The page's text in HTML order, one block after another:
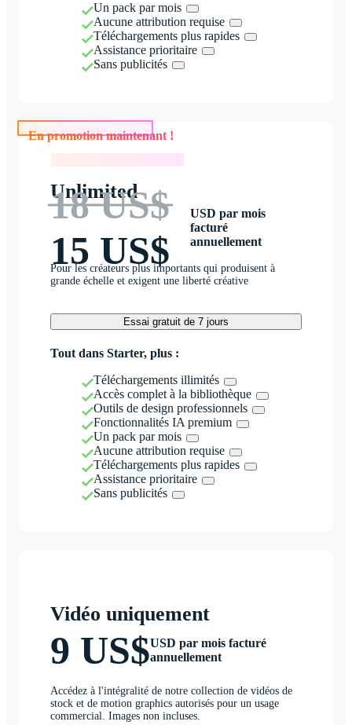
Un pack par mois
Aucune attribution requise
Téléchargements plus rapides
Assistance prioritaire
Sans publicités
En promotion maintenant !
Unlimited
18 US$
15 US$
USD par mois
facturé
annuellement
Pour les créateurs plus importants qui produisent à
grande échelle et exigent une liberté créative
Essai gratuit de 7 jours
Tout dans Starter, plus :
Téléchargements illimités
Accès complet à la bibliothèque
Outils de design professionnels
Fonctionnalités IA premium
Un pack par mois
Aucune attribution requise
Téléchargements plus rapides
Assistance prioritaire
Sans publicités
Vidéo uniquement
9 US$USD par mois facturé
annuellement
Accédez à l'intégralité de notre collection de vidéos de
stock et de motion graphics autorisés pour un usage
commercial. Images non incluses.